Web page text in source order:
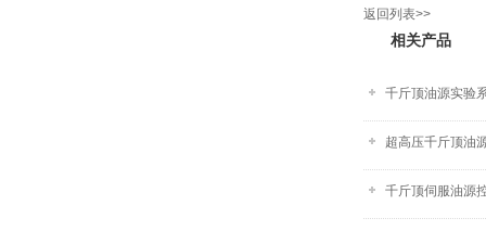
返回列表>>
相关产品
千斤顶油源实验
超高压千斤顶油
千斤顶伺服油源